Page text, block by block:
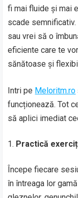
fi mai fluide și mai
scade
sau vrei să o
eficiente care te
sănătoase și
Intri pe Meloritm.ro
funcționează. Tot
să aplici imediat
Practică
Începe fiecare
în întreaga lor